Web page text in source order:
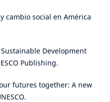
cambio social en América
Development
Publishing.
futures together: A new